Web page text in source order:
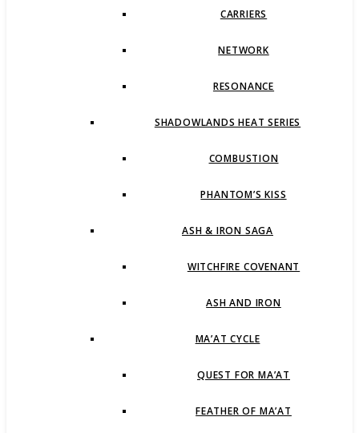
CARRIERS
NETWORK
RESONANCE
SHADOWLANDS HEAT SERIES
COMBUSTION
PHANTOM’S KISS
ASH & IRON SAGA
WITCHFIRE COVENANT
ASH AND IRON
MA’AT CYCLE
QUEST FOR MA’AT
FEATHER OF MA’AT